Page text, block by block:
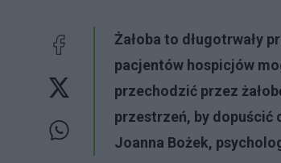
Żałoba to długotrwały
pacjentów hospicjów
przechodzić przez
przestrzeń, by dopuścić
Joanna Bożek,